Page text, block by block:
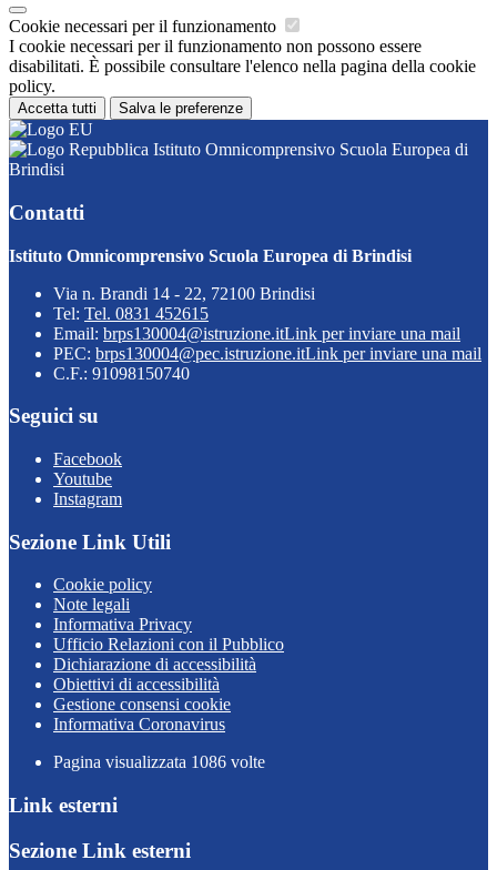
Cookie necessari per il funzionamento
I cookie necessari per il funzionamento non possono essere
disabilitati. È possibile consultare l'elenco nella pagina della cookie
policy.
Accetta tutti Salva le preferenze
Istituto Omnicomprensivo Scuola Europea di
Brindisi
Contatti
Istituto Omnicomprensivo Scuola Europea di Brindisi
Via n. Brandi 14 - 22, 72100 Brindisi
Tel: Tel. 0831 452615
Email: brps130004@istruzione.itLink per inviare una mail
PEC: brps130004@pec.istruzione.itLink per inviare una mail
C.F.: 91098150740
Seguici su
Facebook
Youtube
Instagram
Sezione Link Utili
Cookie policy
Note legali
Informativa Privacy
Ufficio Relazioni con il Pubblico
Dichiarazione di accessibilità
Obiettivi di accessibilità
Gestione consensi cookie
Informativa Coronavirus
Pagina visualizzata 1086 volte
Link esterni
Sezione Link esterni